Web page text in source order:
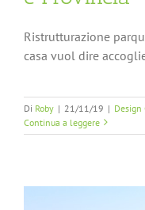
Ristrutturazione
casa vuol dire
Di Roby | 21/11/19 | Design
Continua a leggere